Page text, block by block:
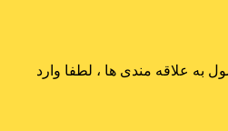
به علاقه مندی ها ، لطفا وارد